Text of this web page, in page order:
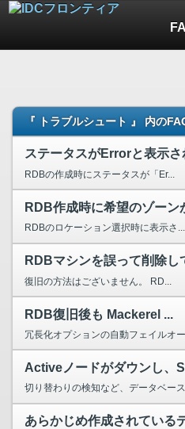
『 トラブルシュート 』 内の
ステータスがErrorと表示さ
RDBの作成時にステータスが「Er...
RDB作成時に希望のゾーン
RDBのロケーション選択時に表示さ...
RDBマシンを誤って削除し
復旧の方法はございません。 RD...
RDB復旧後も Mackerel ...
冗長化オプションの自動フェイルオ
Activeノードがダウンし、
切り替わりの検知など、データベー
あらかじめ作成されている